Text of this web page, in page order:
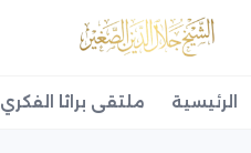
الرئيسية ملتقى براثا الفكري